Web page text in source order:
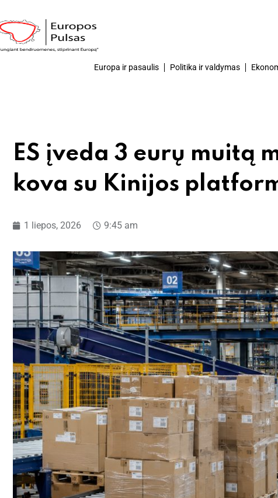
Europa ir pasaulis Politika ir valdymas
ES įveda 3 eurų muitą
kova su Kinijos
1 liepos, 2026 9:45 am